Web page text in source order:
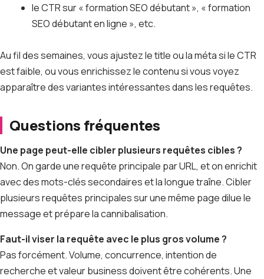
le CTR sur « formation SEO débutant », « formation
SEO débutant en ligne », etc.
Au fil des semaines, vous ajustez le title ou la méta si le CTR
est faible, ou vous enrichissez le contenu si vous voyez
apparaître des variantes intéressantes dans les requêtes.
Questions fréquentes
Une page peut-elle cibler plusieurs requêtes cibles ?
Non. On garde une requête principale par URL, et on enrichit
avec des mots-clés secondaires et la longue traîne. Cibler
plusieurs requêtes principales sur une même page dilue le
message et prépare la cannibalisation.
Faut-il viser la requête avec le plus gros volume ?
Pas forcément. Volume, concurrence, intention de
recherche et valeur business doivent être cohérents. Une